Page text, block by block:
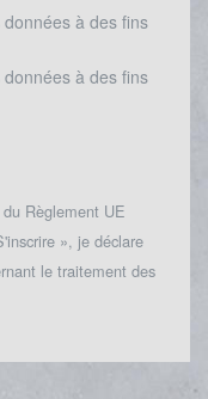
à des fins
à des fins
Règlement UE
», je déclare
le traitement des